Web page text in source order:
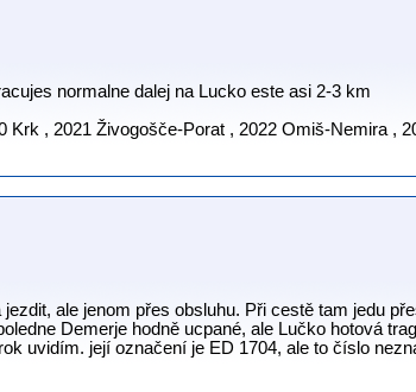
normalne dalej na Lucko este asi 2-3 km
Krk , 2021 Živogošče-Porat , 2022 Omiš-Nemira ,
ale jenom přes obsluhu. Při cestě tam jedu
Demerje hodně ucpané, ale Lučko hotová
uvidím. její označení je ED 1704, ale to číslo